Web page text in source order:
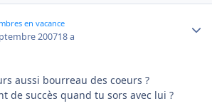
en vacance
200718 a
aussi bourreau des coeurs ?
de succès quand tu sors avec lui ?